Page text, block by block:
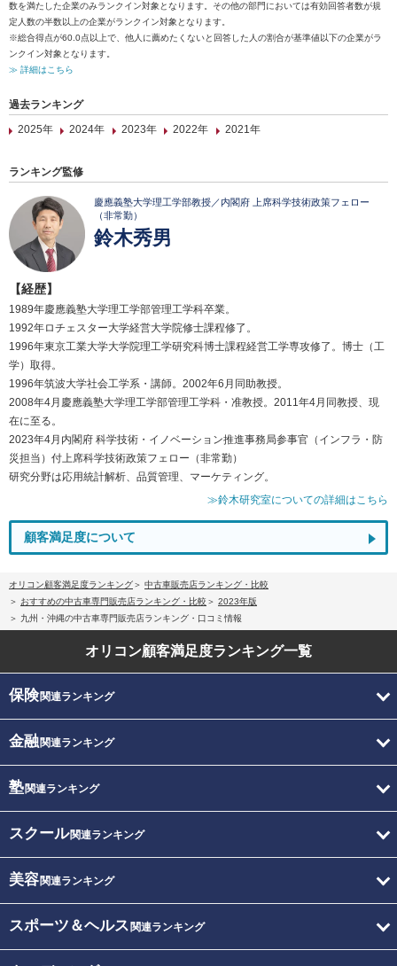
数を満たした企業のみランクイン対象となります。その他の部門においては有効回答者数が規
定人数の半数以上の企業がランクイン対象となります。
※総合得点が60.0点以上で、他人に薦めたくないと回答した人の割合が基準値以下の企業がラ
ンクイン対象となります。
≫ 詳細はこちら
過去ランキング
2025年
2024年 2023年 2022年 2021年
ランキング監修
慶應義塾大学理工学部教授／内閣府 上席科学技術政策フェロー
（非常勤）
鈴木秀男
【経歴】
1989年慶應義塾大学理工学部管理工学科卒業。
1992年ロチェスター大学経営大学院修士課程修了。
1996年東京工業大学大学院理工学研究科博士課程経営工学専攻修了。博士（工
学）取得。
1996年筑波大学社会工学系・講師。2002年6月同助教授。
2008年4月慶應義塾大学理工学部管理工学科・准教授。2011年4月同教授、現
在に至る。
2023年4月内閣府 科学技術・イノベーション推進事務局参事官（インフラ・防
災担当）付上席科学技術政策フェロー（非常勤）
研究分野は応用統計解析、品質管理、マーケティング。
≫鈴木研究室についての詳細はこちら
顧客満足度について
オリコン顧客満足度ランキング
中古車販売店ランキング・比較
おすすめの中古車専門販売店ランキング・比較
2023年版
九州・沖縄の中古車専門販売店ランキング・口コミ情報
オリコン顧客満足度ランキング一覧
保険関連ランキング
金融関連ランキング
塾関連ランキング
スクール関連ランキング
美容関連ランキング
スポーツ＆ヘルス 関連ランキング